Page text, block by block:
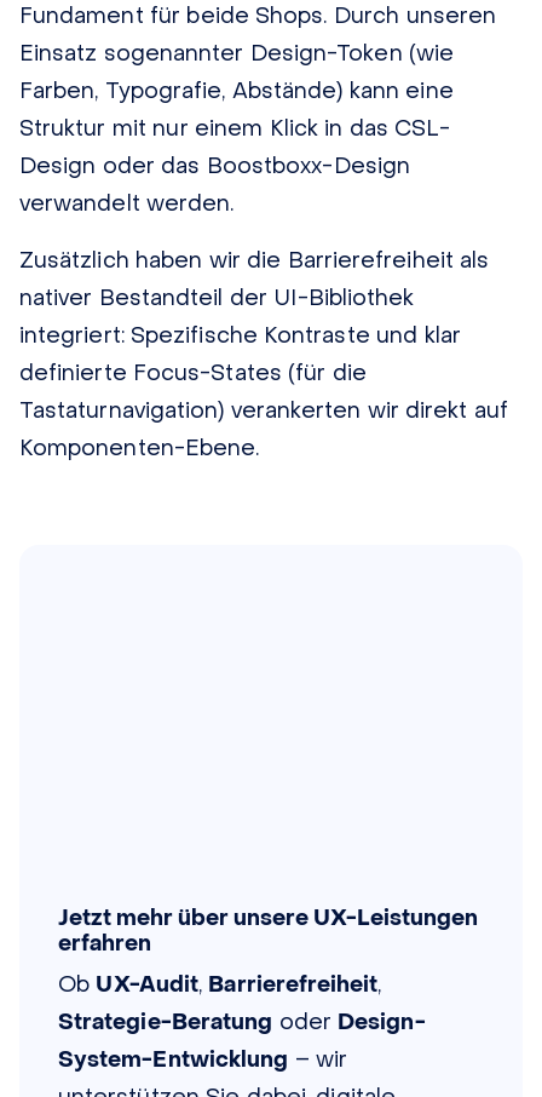
Fundament für beide Shops. Durch unseren
Einsatz sogenannter Design-Token (wie
Farben, Typografie, Abstände) kann eine
Struktur mit nur einem Klick in das CSL-
Design oder das Boostboxx-Design
verwandelt werden.
Zusätzlich haben wir die Barrierefreiheit als
nativer Bestandteil der UI-Bibliothek
integriert: Spezifische Kontraste und klar
definierte Focus-States (für die
Tastaturnavigation) verankerten wir direkt auf
Komponenten-Ebene.
Jetzt mehr über unsere UX-Leistungen
erfahren
Ob UX-Audit, Barrierefreiheit,
Strategie-Beratung oder Design-
System-Entwicklung – wir